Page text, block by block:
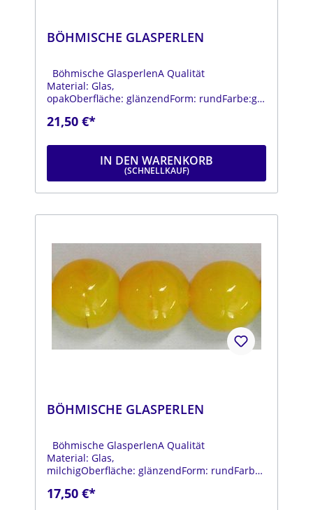
BÖHMISCHE GLASPERLEN
Böhmische GlasperlenA Qualität
Material: Glas,
opakOberfläche: glänzendForm: rundFarbe:gel
cm
21,50 €*
IN DEN WARENKORB
BÖHMISCHE GLASPERLEN
Böhmische GlasperlenA Qualität
Material: Glas,
milchigOberfläche: glänzendForm: rundFarbe:
25 cm
17,50 €*